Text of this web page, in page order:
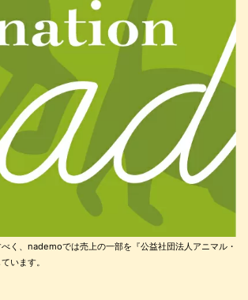
く、nademoでは売上の一部を『公益社団法人アニマル・
います。